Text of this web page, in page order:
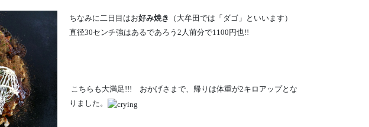
ちなみに二日目はお好み焼き
（大牟田では「ダゴ」といいます）
直径30センチ強はあるであろう2人前分で1100円也!!
こちらも大満足!!! おかげさまで、帰りは体重が2キロアップとな
りました。